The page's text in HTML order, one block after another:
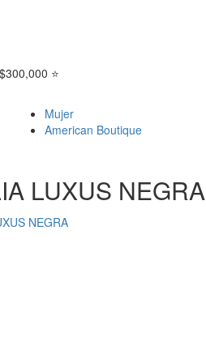
⭐
Mujer
American Boutique
LUXUS NEGRA